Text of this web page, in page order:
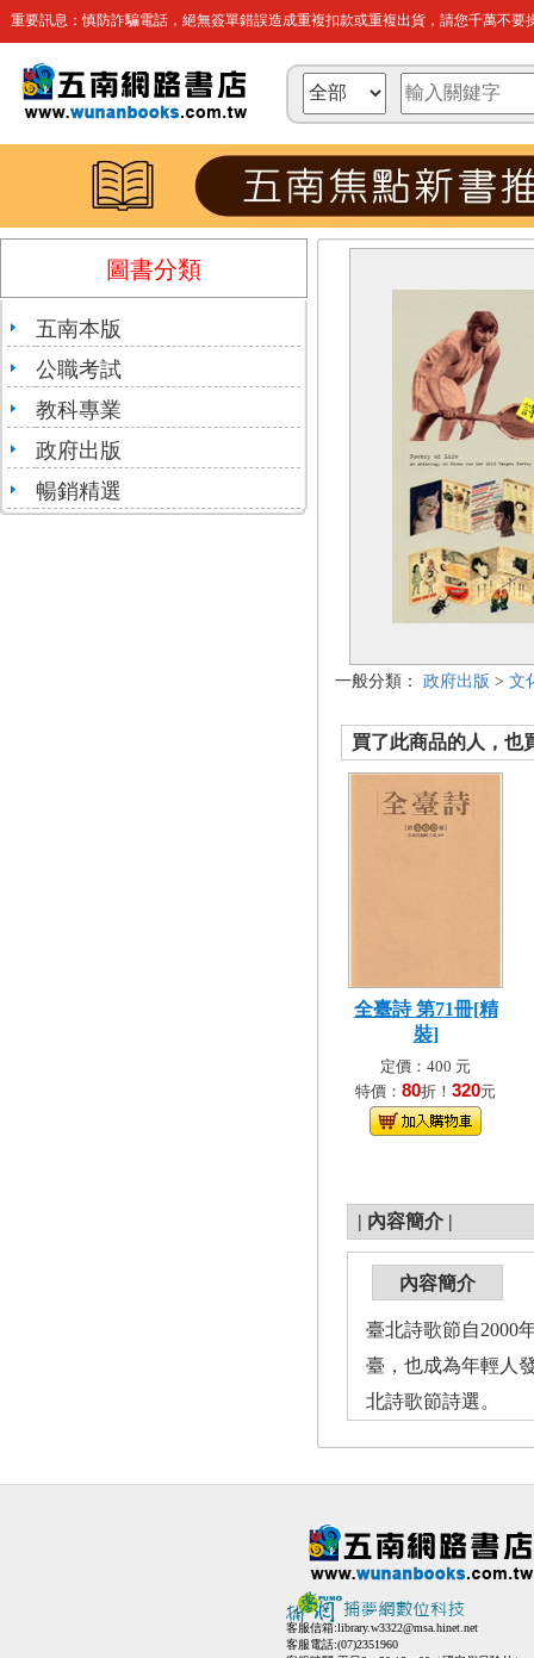
重要訊息：慎防詐騙電話，絕無簽單錯誤造成重複扣款或重複出貨，請您千萬不要
圖書分類
五南本版
公職考試
教科專業
政府出版
暢銷精選
一般分類： 政府出版 > 文
買了此商品的人，也
全臺詩 第71冊[精
裝]
定價：400 元
特價： 80折！ 320元
| 內容簡介 |
內容簡介
臺北詩歌節自2000
臺，也成為年輕人
北詩歌節詩選。
客服信箱:library.w3322@msa.hinet.net
客服電話:(07)2351960